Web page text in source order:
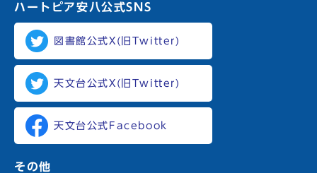
ハートピア安八公式SNS
図書館公式X(旧Twitter)
天文台公式X(旧Twitter)
天文台公式Facebook
その他